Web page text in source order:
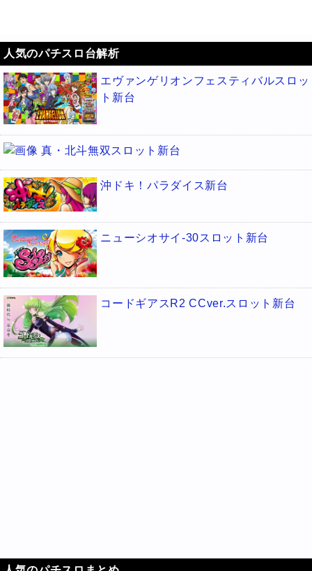
人気のパチスロ台解析
エヴァンゲリオンフェスティバルスロッ
ト新台
真・北斗無双スロット新台
沖ドキ！パラダイス新台
ニューシオサイ-30スロット新台
コードギアスR2 CCver.スロット新台